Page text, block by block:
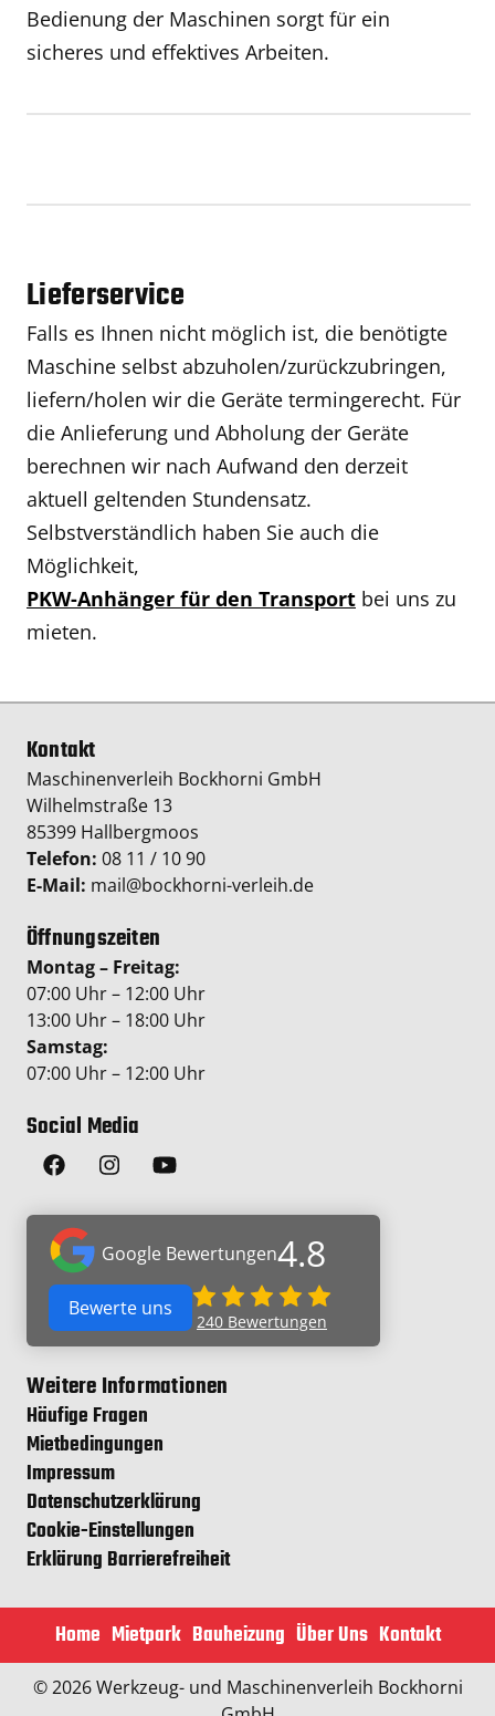
Bedienung der Maschinen sorgt für ein
sicheres und effektives Arbeiten.
Lieferservice
Falls es Ihnen nicht möglich ist, die benötigte
Maschine selbst abzuholen/zurückzubringen,
liefern/holen wir die Geräte termingerecht. Für
die Anlieferung und Abholung der Geräte
berechnen wir nach Aufwand den derzeit
aktuell geltenden Stundensatz.
Selbstverständlich haben Sie auch die
Möglichkeit,
PKW-Anhänger für den Transport bei uns zu
mieten.
Kontakt
Maschinenverleih Bockhorni GmbH
Wilhelmstraße 13
85399 Hallbergmoos
Telefon: 08 11 / 10 90
E-Mail: mail@bockhorni-verleih.de
Öffnungszeiten
Montag – Freitag:
07:00 Uhr – 12:00 Uhr
13:00 Uhr – 18:00 Uhr
Samstag:
07:00 Uhr – 12:00 Uhr
Social Media
Google Bewertungen4.8
Bewerte uns
240 Bewertungen
Weitere Informationen
Häufige Fragen
Mietbedingungen
Impressum
Datenschutzerklärung
Cookie-Einstellungen
Erklärung Barrierefreiheit
Home Mietpark Bauheizung Über Uns Kontakt
© 2026 Werkzeug- und Maschinenverleih Bockhorni